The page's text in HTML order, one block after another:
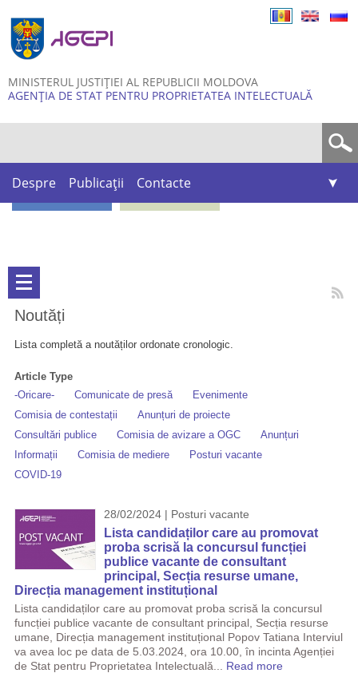
MINISTERUL JUSTIȚIEI AL REPUBLICII MOLDOVA
AGENȚIA DE STAT PENTRU PROPRIETATEA INTELECTUALĂ
Despre Publicații Contacte
Noutăți
Lista completă a noutăților ordonate cronologic.
Article Type
-Oricare-
Comunicate de presă
Evenimente
Comisia de contestații
Anunțuri de proiecte
Consultări publice
Comisia de avizare a OGC
Anunțuri
Informații
Comisia de mediere
Posturi vacante
COVID-19
28/02/2024 | Posturi vacante
Lista candidaților care au promovat
proba scrisă la concursul funcției
publice vacante de consultant
principal, Secția resurse umane,
Direcția management instituțional
Lista candidaților care au promovat proba scrisă la concursul
funcției publice vacante de consultant principal, Secția resurse
umane, Direcția management instituțional Popov Tatiana Interviul
va avea loc pe data de 5.03.2024, ora 10.00, în incinta Agenției
de Stat pentru Proprietatea Intelectuală... Read more